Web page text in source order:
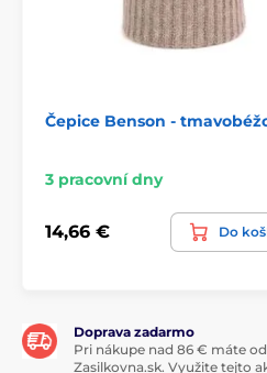
Čepice Benson -
3 pracovní dny
14,66 € Do
Doprava zadarmo
Pri nákupe nad 86 € máte
Zasilkovna.sk. Využite tejto